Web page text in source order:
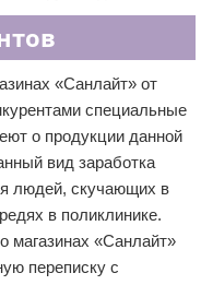
«Санлайт» от
специальные
о продукции данной
вид заработка
людей, скучающих в
в поликлинике.
магазинах «Санлайт»
переписку с